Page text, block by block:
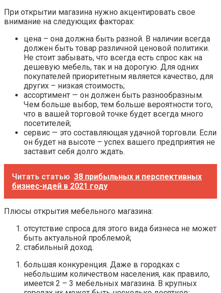
При открытии магазина нужно акцентировать свое
внимание на следующих факторах:
цена – она должна быть разной. В наличии всегда
должен быть товар различной ценовой политики.
Не стоит забывать, что всегда есть спрос как на
дешевую мебель, так и на дорогую. Для одних
покупателей приоритетным является качество, для
других – низкая стоимость;
ассортимент — он должен быть разнообразным.
Чем больше выбор, тем больше вероятности того,
что в вашей торговой точке будет всегда много
посетителей;
сервис — это составляющая удачной торговли. Если
он будет на высоте – успех вашего предприятия не
заставит себя долго ждать.
Читать статью 38 прибыльных и перспективных
бизнес-идей в 2021 году
Плюсы открытия мебельного магазина:
отсутствие спроса для этого вида бизнеса не может
быть актуальной проблемой;
стабильный доход.
большая конкуренция. Даже в городках с
небольшим количеством населения, как правило,
имеется 2 – 3 мебельных магазина. В крупных